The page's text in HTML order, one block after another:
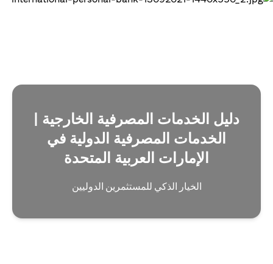
دليل الخدمات المصرفية الخارجية |
الخدمات المصرفية الدولية في
الإمارات العربية المتحدة
الخيار الذكي للمستثمرين الدوليين